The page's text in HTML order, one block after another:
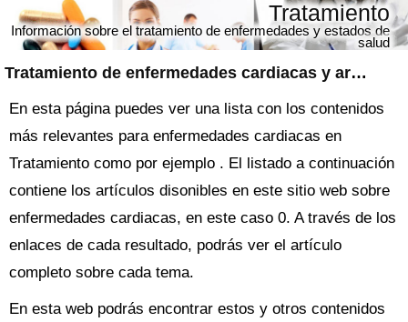
Tratamiento de enfermedades cardiacas y artículos relacionados
Tratamiento
Información sobre el tratamiento de enfermedades y estados de
salud
En esta página puedes ver una lista con los contenidos
más relevantes para enfermedades cardiacas en
Tratamiento como por ejemplo . El listado a continuación
contiene los artículos disonibles en este sitio web sobre
enfermedades cardiacas, en este caso 0. A través de los
enlaces de cada resultado, podrás ver el artículo
completo sobre cada tema.
En esta web podrás encontrar estos y otros contenidos